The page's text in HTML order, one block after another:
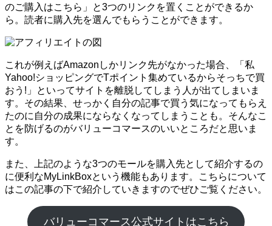
のご購入はこちら」と3つのリンクを置くことができるか
ら。読者に購入先を選んでもらうことができます。
これが例えばAmazonしかリンク先がなかった場合、「私
Yahoo!ショッピングでTポイント集めているからそっちで買
おう!」といってサイトを離脱してしまう人が出てしまいま
す。その結果、せっかく自分の記事で買う気になってもらえ
たのに自分の成果にならなくなってしまうことも。そんなこ
とを防げるのがバリューコマースのいいところだと思いま
す。
また、上記のような3つのモールを購入先として紹介するの
に便利なMyLinkBoxという機能もあります。こちらについて
はこの記事の下で紹介していきますのでぜひご覧ください。
バリューコマース公式サイトはこちら